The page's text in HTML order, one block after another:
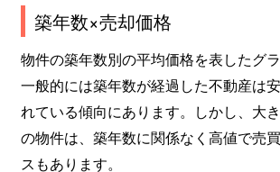
築年数×売却価格
物件の築年数別の平均価格を表したグラ
一般的には築年数が経過した不動産は
れている傾向にあります。しかし、大
の物件は、築年数に関係なく高値で売
スもあります。